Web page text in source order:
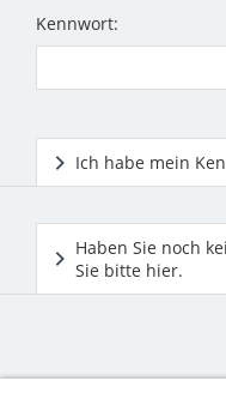
Kennwort:
Ich habe mein
Haben Sie noch
Sie bitte hier.